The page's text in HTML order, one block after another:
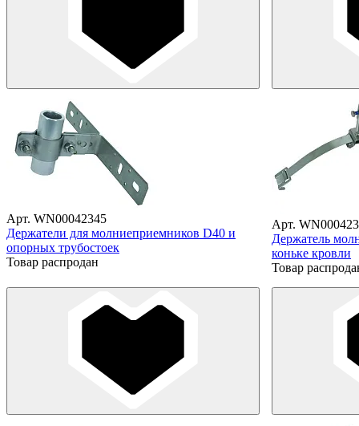
Арт. WN00042345
Держатели для молниеприемников D40 и
опорных трубостоек
Товар распродан
Арт.
Держатель
коньке кровли
Товар